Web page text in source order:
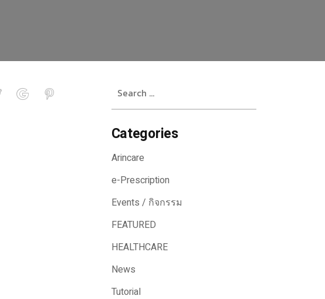
for:
Categories
Arincare
e-Prescription
Events / กิจกรรม
FEATURED
HEALTHCARE
News
Tutorial